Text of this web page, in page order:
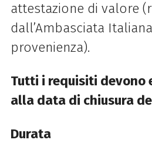
attestazione di valore
dall’Ambasciata
provenienza).
Tutti i requisiti devono
alla data di chiusura
Durata